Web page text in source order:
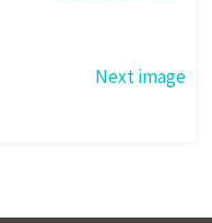
Next image